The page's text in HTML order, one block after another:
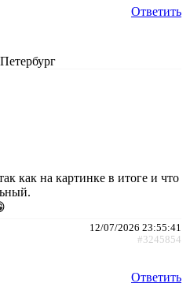
Ответить
как на картинке в итоге и что
12/07/2026 23:55:41
#3245854
Ответить